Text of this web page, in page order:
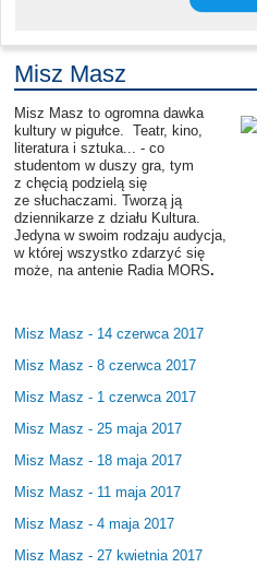
Misz Masz
Misz Masz to ogromna dawka
kultury w pigułce. Teatr, kino,
literatura i sztuka... - co
studentom w duszy gra, tym
z chęcią podzielą się
ze słuchaczami. Tworzą ją
dziennikarze z działu Kultura.
Jedyna w swoim rodzaju audycja,
w której wszystko zdarzyć się
może, na antenie Radia MORS.
Misz Masz - 14 czerwca 2017
Misz Masz - 8 czerwca 2017
Misz Masz - 1 czerwca 2017
Misz Masz - 25 maja 2017
Misz Masz - 18 maja 2017
Misz Masz - 11 maja 2017
Misz Masz - 4 maja 2017
Misz Masz - 27 kwietnia 2017